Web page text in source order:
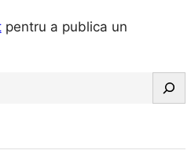
pentru a publica un